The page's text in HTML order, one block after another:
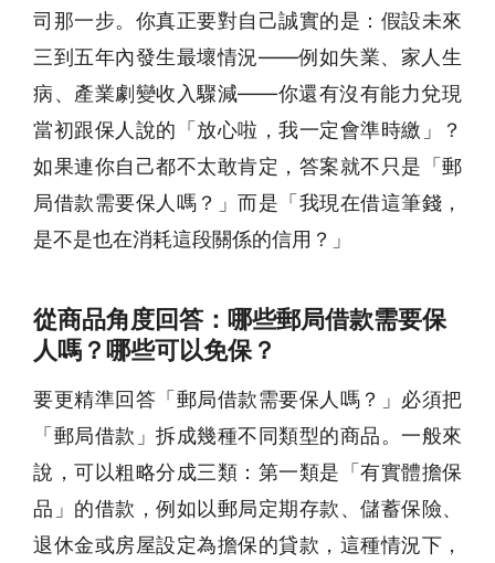
司那一步。你真正要對自己誠實的是：假設未來
三到五年內發生最壞情況——例如失業、家人生
病、產業劇變收入驟減——你還有沒有能力兌現
當初跟保人說的「放心啦，我一定會準時繳」？
如果連你自己都不太敢肯定，答案就不只是「郵
局借款需要保人嗎？」而是「我現在借這筆錢，
是不是也在消耗這段關係的信用？」
從商品角度回答：哪些郵局借款需要保
人嗎？哪些可以免保？
要更精準回答「郵局借款需要保人嗎？」必須把
「郵局借款」拆成幾種不同類型的商品。一般來
說，可以粗略分成三類：第一類是「有實體擔保
品」的借款，例如以郵局定期存款、儲蓄保險、
退休金或房屋設定為擔保的貸款，這種情況下，